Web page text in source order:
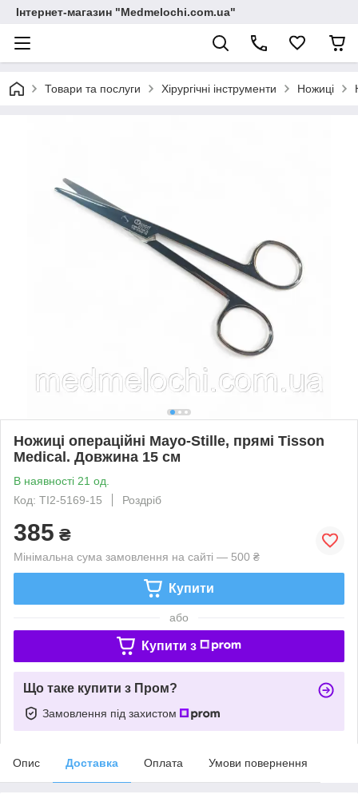
Інтернет-магазин "Medmelochi.com.ua"
Товари та послуги Хірургічні інструменти Ножиці
Ножиці операційні Mayo-Stille, прямі Tisson
Medical. Довжина 15 см
В наявності 21 од.
Код: TI2-5169-15
Роздріб
385 ₴
Мінімальна сума замовлення на сайті — 500 ₴
Купити
або
Купити з
Що таке купити з Пром?
Замовлення під захистом
Опис Доставка Оплата Умови повернення